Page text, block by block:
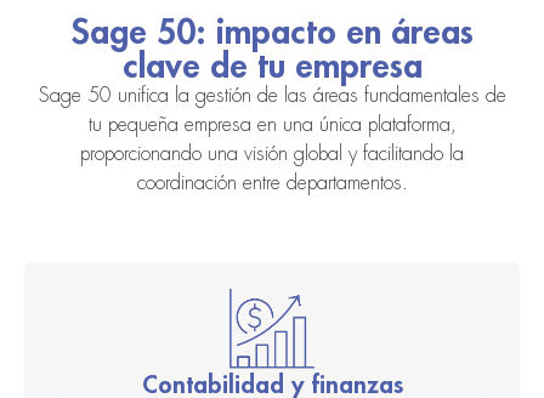
Sage 50: impacto en áreas
clave de tu empresa
Sage 50 unifica la gestión de las áreas fundamentales de
tu pequeña empresa en una única plataforma,
proporcionando una visión global y facilitando la
coordinación entre departamentos.
Contabilidad y finanzas